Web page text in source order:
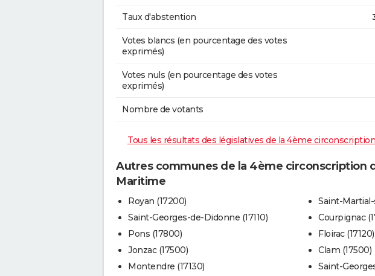
Taux d'abstention
Votes blancs (en pourcentage des votes
exprimés)
Votes nuls (en pourcentage des votes
exprimés)
Nombre de votants
Tous les résultats des législatives de la 4ème
Autres communes de la 4ème circonscription
Maritime
Royan (17200)
Saint-Georges-de-Didonne (17110)
Pons (17800)
Jonzac (17500)
Montendre (17130)
Saint-Martial-
Courpignac
Floirac (17120)
Clam (17500)
Saint-